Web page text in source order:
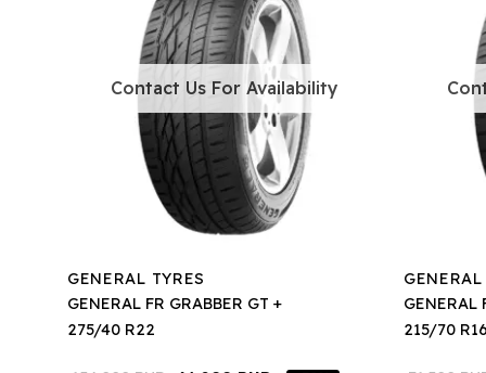
GENERAL
215/70
Contact Us For Availability
GENERAL TYRES
GENERAL FR GRABBER GT +
275/40 R22